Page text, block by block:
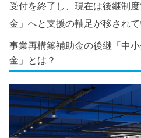
受付を終了し、現在は後継制
金」へと支援の軸足が移されて
事業再構築補助金の後継「中
金」とは？